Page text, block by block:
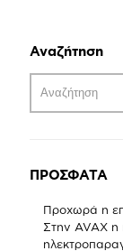
Αναζήτηση
ΠΡΟΣΦΑΤΑ
Προχωρά η
Στην AVAX η